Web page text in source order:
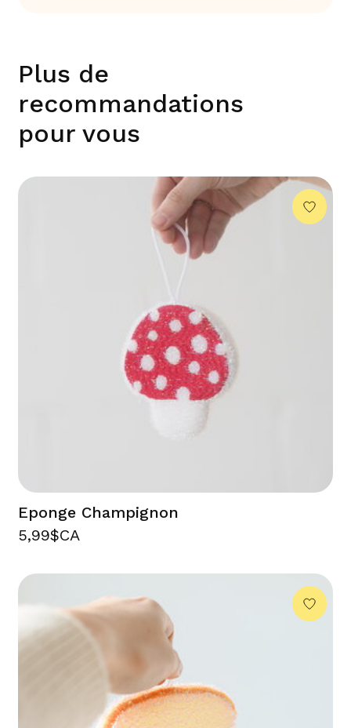
Plus de
recommandations
pour vous
Eponge Champignon
5,99$CA